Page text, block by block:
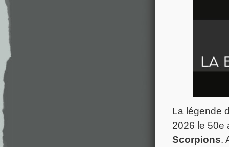
La légende
2026 le 50e
Scorpions.